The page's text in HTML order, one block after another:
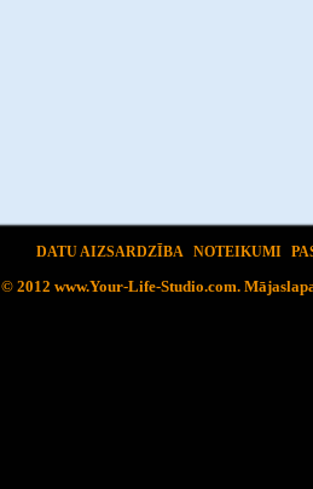
DATU AIZSARDZĪBA NOTEIKUMI
© 2012 www.Your-Life-Studio.com.